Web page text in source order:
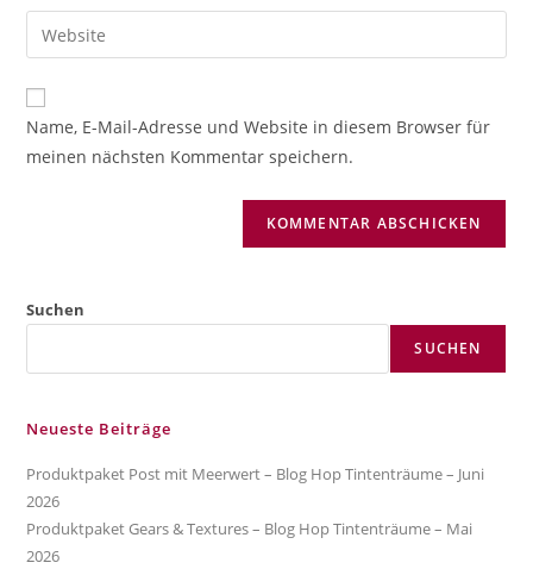
zum
Kommentieren
ein
E-
Mail-
zum
Kommentieren
ein
Gib
deine
Website-
URL
Name, E-Mail-Adresse und Website in diesem Browser für
meinen nächsten Kommentar speichern.
Suchen
SUCHEN
Neueste Beiträge
Produktpaket Post mit Meerwert – Blog Hop Tintenträume – Juni
2026
Produktpaket Gears & Textures – Blog Hop Tintenträume – Mai
2026